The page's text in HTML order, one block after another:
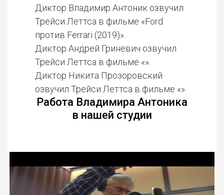
Диктор Владимир Антоник озвучил
Трейси Леттса в фильме «Ford
против Ferrari (2019)».
Диктор Андрей Гриневич озвучил
Трейси Леттса в фильме «».
Диктор Никита Прозоровский
озвучил Трейси Леттса в фильме «».
Работа Владимира Антоника
в нашей студии